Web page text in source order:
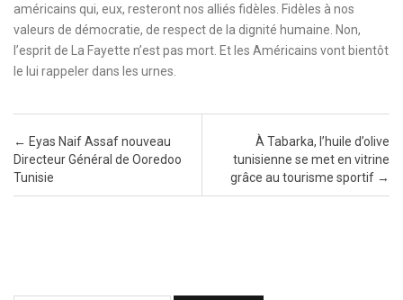
américains qui, eux, resteront nos alliés fidèles. Fidèles à nos
valeurs de démocratie, de respect de la dignité humaine. Non,
l’esprit de La Fayette n’est pas mort. Et les Américains vont bientôt
le lui rappeler dans les urnes.
Post navigation
← Eyas Naif Assaf nouveau
Directeur Général de Ooredoo
Tunisie
À Tabarka, l’huile d’olive
tunisienne se met en vitrine
grâce au tourisme sportif →